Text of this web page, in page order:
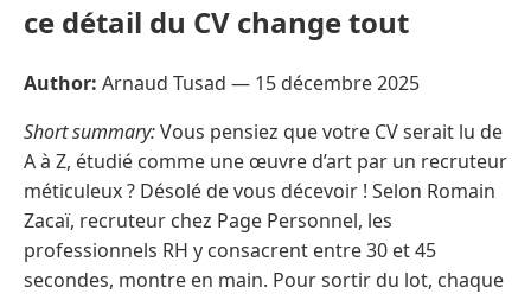
ce détail du CV change tout
Author: Arnaud Tusad — 15 décembre 2025
Short summary:Vous pensiez que votre CV serait lu de
A à Z, étudié comme une œuvre d’art par un recruteur
méticuleux ? Désolé de vous décevoir ! Selon Romain
Zacaï, recruteur chez Page Personnel, les
professionnels RH y consacrent entre 30 et 45
secondes, montre en main. Pour sortir du lot, chaque